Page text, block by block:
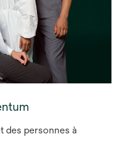
des personnes à